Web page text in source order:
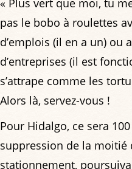
« Plus vert que moi, tu
pas le bobo à roulettes
d’emplois (il en a un) ou
d’entreprises (il est
s’attrape comme les
Alors là, servez-vous !
Pour Hidalgo, ce sera
suppression de la moitié
stationnement,